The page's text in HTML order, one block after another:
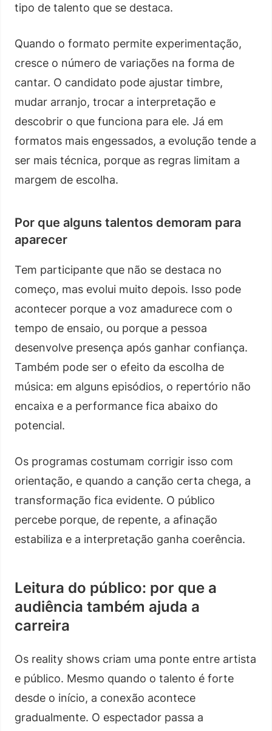
tipo de talento que se destaca.
Quando o formato permite experimentação,
cresce o número de variações na forma de
cantar. O candidato pode ajustar timbre,
mudar arranjo, trocar a interpretação e
descobrir o que funciona para ele. Já em
formatos mais engessados, a evolução tende a
ser mais técnica, porque as regras limitam a
margem de escolha.
Por que alguns talentos demoram para
aparecer
Tem participante que não se destaca no
começo, mas evolui muito depois. Isso pode
acontecer porque a voz amadurece com o
tempo de ensaio, ou porque a pessoa
desenvolve presença após ganhar confiança.
Também pode ser o efeito da escolha de
música: em alguns episódios, o repertório não
encaixa e a performance fica abaixo do
potencial.
Os programas costumam corrigir isso com
orientação, e quando a canção certa chega, a
transformação fica evidente. O público
percebe porque, de repente, a afinação
estabiliza e a interpretação ganha coerência.
Leitura do público: por que a
audiência também ajuda a
carreira
Os reality shows criam uma ponte entre artista
e público. Mesmo quando o talento é forte
desde o início, a conexão acontece
gradualmente. O espectador passa a